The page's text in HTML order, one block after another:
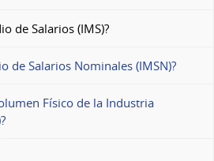
de Salarios (IMS)?
de Salarios Nominales (IMSN)?
Físico de la Industria